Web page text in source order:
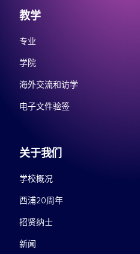
教学
专业
学院
海外交流和访学
电子文件验签
关于我们
学校概况
西浦20周年
招贤纳士
新闻